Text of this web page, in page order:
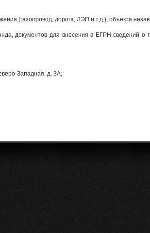
(газопровод, дорога, ЛЭП и т.д.), объекта
документов для внесения в ЕГРН сведений о
Западная, д. 3А;